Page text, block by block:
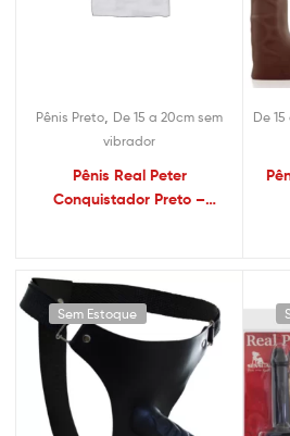
Pênis Preto, De 15 a 20cm sem
vibrador
Pênis Real Peter
Conquistador Preto –
De
Sem Estoque